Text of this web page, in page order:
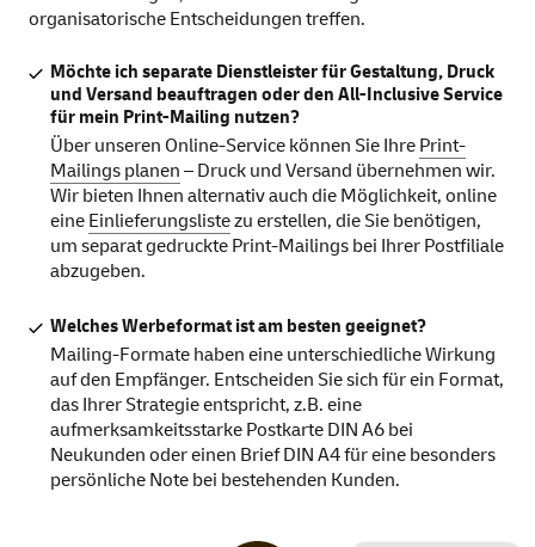
organisatorische Entscheidungen treffen.
Möchte ich separate Dienstleister für Gestaltung, Druck
und Versand beauftragen oder den All-Inclusive Service
für mein Print-Mailing nutzen?
Über unseren Online-Service können Sie Ihre Print-
Mailings planen – Druck und Versand übernehmen wir.
Wir bieten Ihnen alternativ auch die Möglichkeit, online
eine Einlieferungslistezu erstellen, die Sie benötigen,
um separat gedruckte Print-Mailings bei Ihrer Postfiliale
abzugeben.
Welches Werbeformat ist am besten geeignet?
Mailing-Formate haben eine unterschiedliche Wirkung
auf den Empfänger. Entscheiden Sie sich für ein Format,
das Ihrer Strategie entspricht, z.B. eine
aufmerksamkeitsstarke Postkarte DIN A6 bei
Neukunden oder einen Brief DIN A4 für eine besonders
persönliche Note bei bestehenden Kunden.